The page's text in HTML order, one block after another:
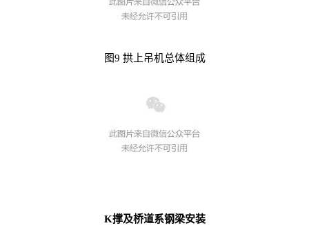
图9 拱上吊机总体组成
K撑及桥道系钢梁安装